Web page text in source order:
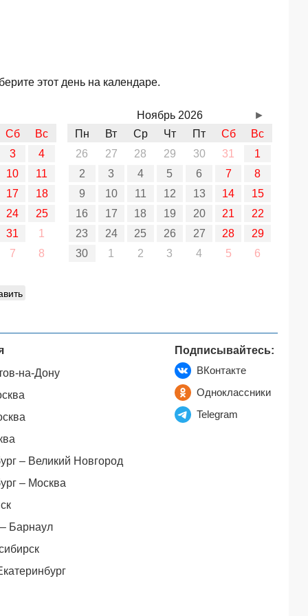
этот день на календаре.
Сб
Вс
3
4
10
11
17
18
24
25
31
1
7
8
Ноябрь 2026
Пн
Вт Ср Чт Пт Сб
Вс
26
27 28 29 30 31
1
2
3 4 5 6 7
8
9
10 11 12 13 14
15
16
17 18 19 20 21
22
23
24 25 26 27 28
29
30
1 2 3 4 5 6
►
на-Дону
– Великий Новгород
– Москва
Барнаул
Подписывайтесь:
ВКонтакте
Одноклассники
Telegram